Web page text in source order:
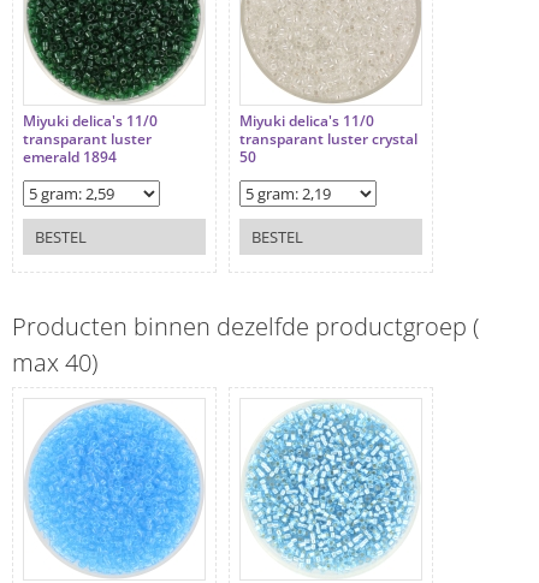
Miyuki delica's 11/0
transparant luster
emerald 1894
BESTEL
Miyuki delica's 11/0
transparant luster crystal
50
BESTEL
Producten binnen dezelfde productgroep (
max 40)